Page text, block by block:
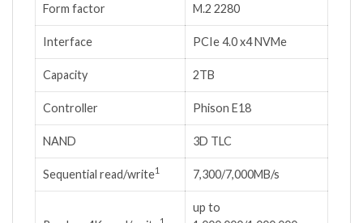
Form factor M.2 2280
Interface PCIe 4.0 x4 NVMe
Capacity 2TB
Controller Phison E18
NAND 3D TLC
Sequential read/write1 7,300/7,000MB/s
up to